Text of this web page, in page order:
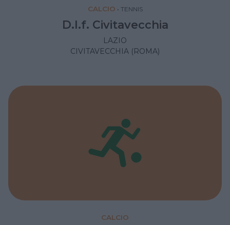
CALCIO • TENNIS
D.l.f. Civitavecchia
LAZIO
CIVITAVECCHIA (ROMA)
CALCIO